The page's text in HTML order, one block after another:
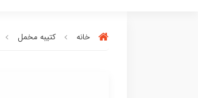
خانه کتیبه مخمل